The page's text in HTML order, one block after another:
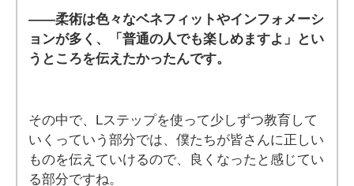
——柔術は色々なベネフィットやインフォメーシ
ョンが多く、「普通の人でも楽しめますよ」とい
うところを伝えたかったんです。
その中で、Lステップを使って少しずつ教育して
いくっていう部分では、僕たちが皆さんに正しい
ものを伝えていけるので、良くなったと感じてい
る部分ですね。